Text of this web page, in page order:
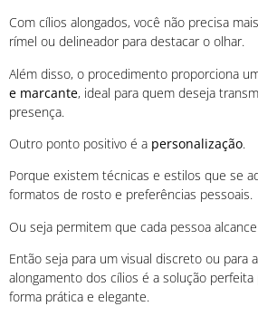
Com cílios alongados, você não precisa
rímel ou delineador para destacar o olhar.
Além disso, o procedimento proporciona
e marcante, ideal para quem deseja
presença.
Outro ponto positivo é a personalização.
Porque existem técnicas e estilos que se
formatos de rosto e preferências pessoais.
Ou seja permitem que cada pessoa
Então seja para um visual discreto ou para
alongamento dos cílios é a solução perfeita
forma prática e elegante.